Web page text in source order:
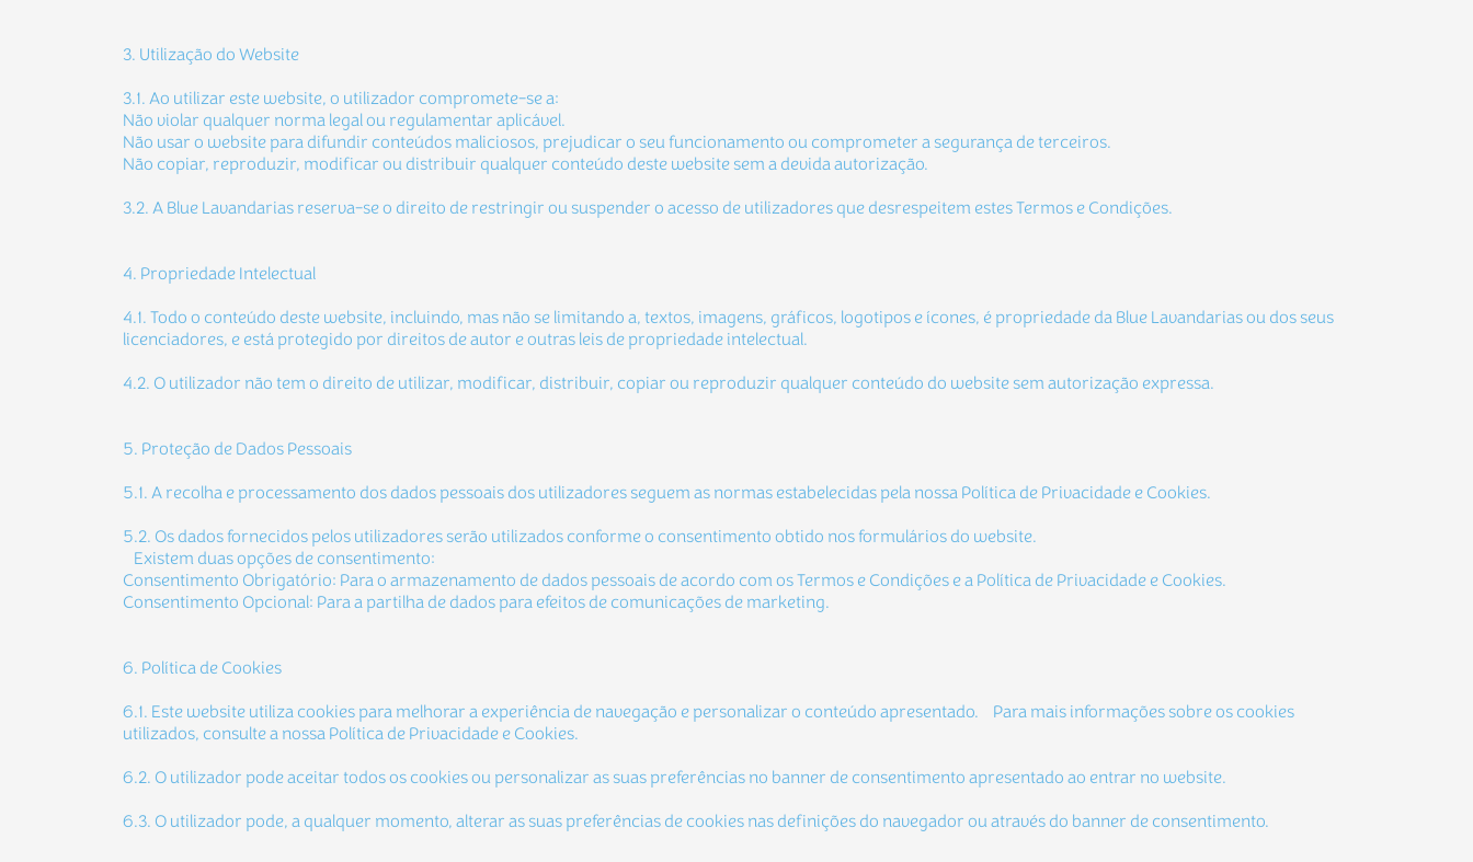
3. Utilização do Website
3.1. Ao utilizar este website, o utilizador compromete-se a:
Não violar qualquer norma legal ou regulamentar aplicável.
Não usar o website para difundir conteúdos maliciosos, prejudicar o seu funcionamento ou comprometer a segurança de terceiros.
Não copiar, reproduzir, modificar ou distribuir qualquer conteúdo deste website sem a devida autorização.
3.2. A Blue Lavandarias reserva-se o direito de restringir ou suspender o acesso de utilizadores que desrespeitem estes Termos e Condições.
4. Propriedade Intelectual
4.1. Todo o conteúdo deste website, incluindo, mas não se limitando a, textos, imagens, gráficos, logotipos e ícones, é propriedade da Blue Lavandarias ou dos seus
licenciadores, e está protegido por direitos de autor e outras leis de propriedade intelectual.
4.2. O utilizador não tem o direito de utilizar, modificar, distribuir, copiar ou reproduzir qualquer conteúdo do website sem autorização expressa.
5. Proteção de Dados Pessoais
5.1. A recolha e processamento dos dados pessoais dos utilizadores seguem as normas estabelecidas pela nossa Política de Privacidade e Cookies.
5.2. Os dados fornecidos pelos utilizadores serão utilizados conforme o consentimento obtido nos formulários do website.
Existem duas opções de consentimento:
Consentimento Obrigatório: Para o armazenamento de dados pessoais de acordo com os Termos e Condições e a Política de Privacidade e Cookies.
Consentimento Opcional: Para a partilha de dados para efeitos de comunicações de marketing.
6. Política de Cookies
6.1. Este website utiliza cookies para melhorar a experiência de navegação e personalizar o conteúdo apresentado. Para mais informações sobre os cookies
utilizados, consulte a nossa Política de Privacidade e Cookies.
6.2. O utilizador pode aceitar todos os cookies ou personalizar as suas preferências no banner de consentimento apresentado ao entrar no website.
6.3. O utilizador pode, a qualquer momento, alterar as suas preferências de cookies nas definições do navegador ou através do banner de consentimento.